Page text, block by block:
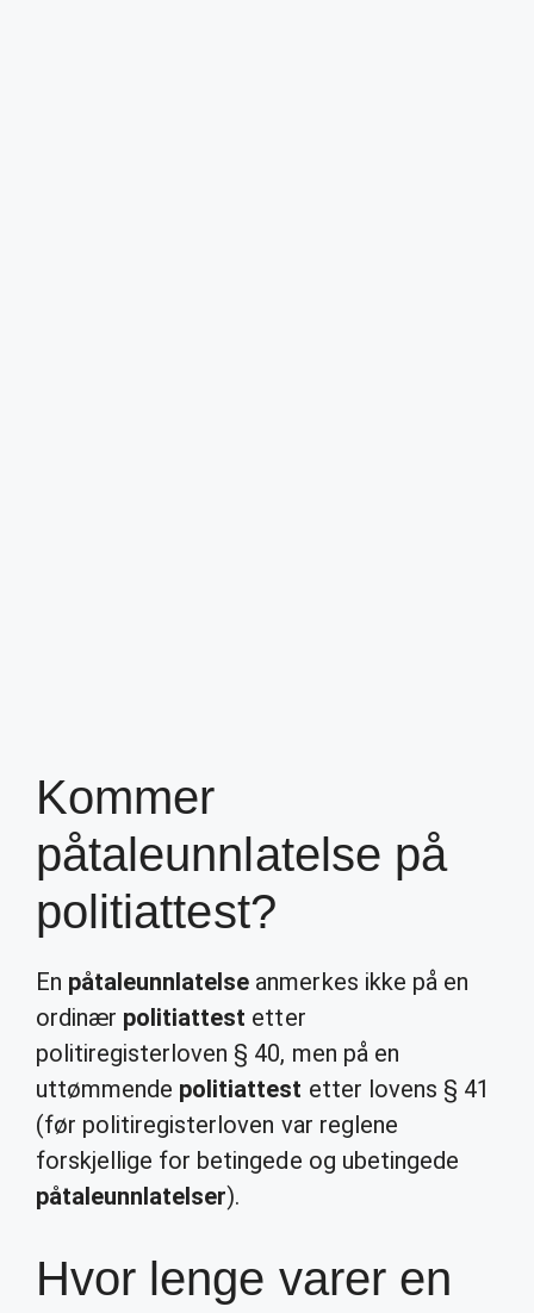
Kommer
påtaleunnlatelse på
politiattest?
En påtaleunnlatelse anmerkes ikke på en
ordinær politiattest etter
politiregisterloven § 40, men på en
uttømmende politiattest etter lovens § 41
(før politiregisterloven var reglene
forskjellige for betingede og ubetingede
påtaleunnlatelser).
Hvor lenge varer en